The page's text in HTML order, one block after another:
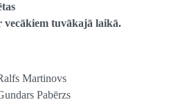
vecākiem tuvākajā laikā.
Martinovs
Pabērzs